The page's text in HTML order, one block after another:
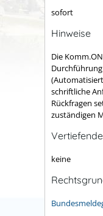
sofort
Hinweise
Die
schriftliche
Rückfragen
zuständigen
keine